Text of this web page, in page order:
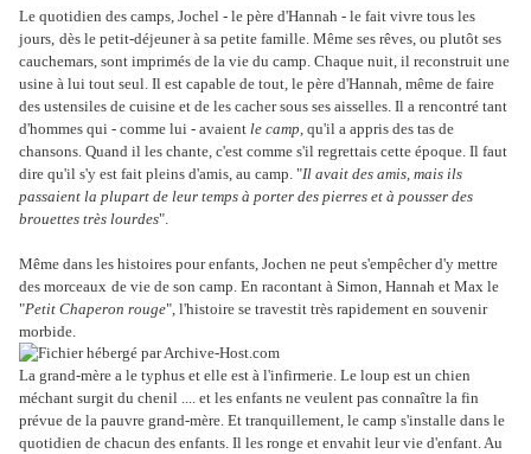
Le quotidien des camps, Jochel - le père d'Hannah - le fait vivre tous les
jours, dès le petit-déjeuner à sa petite famille. Même ses rêves, ou plutôt ses
cauchemars, sont imprimés de la vie du camp. Chaque nuit, il reconstruit une
usine à lui tout seul. Il est capable de tout, le père d'Hannah, même de faire
des ustensiles de cuisine et de les cacher sous ses aisselles. Il a rencontré tant
d'hommes qui - comme lui - avaient le camp, qu'il a appris des tas de
chansons. Quand il les chante, c'est comme s'il regrettais cette époque. Il faut
dire qu'il s'y est fait pleins d'amis, au camp. "Il avait des amis, mais ils
passaient la plupart de leur temps à porter des pierres et à pousser des
brouettes très lourdes".
Même dans les histoires pour enfants, Jochen ne peut s'empêcher d'y mettre
des morceaux de vie de son camp. En racontant à Simon, Hannah et Max le
"Petit Chaperon rouge", l'histoire se travestit très rapidement en souvenir
morbide.
La grand-mère a le typhus et elle est à l'infirmerie. Le loup est un chien
méchant surgit du chenil .... et les enfants ne veulent pas connaître la fin
prévue de la pauvre grand-mère. Et tranquillement, le camp s'installe dans le
quotidien de chacun des enfants. Il les ronge et envahit leur vie d'enfant. Au